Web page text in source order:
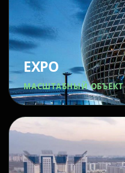
EXPO
МАСШТАБНЫЙ ОБЪЕКТ